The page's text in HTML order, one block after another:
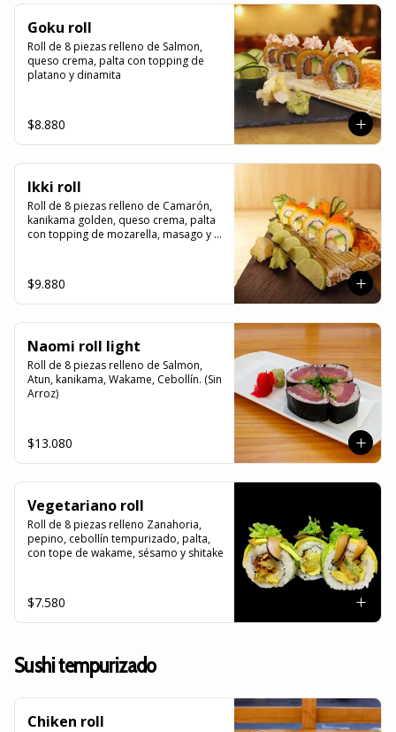
Goku roll
Roll de 8 piezas relleno de Salmon,
queso crema, palta con topping de
platano y dinamita
$8.880
Ikki roll
Roll de 8 piezas relleno de Camarón,
kanikama golden, queso crema, palta
con topping de mozarella, masago y
$9.880
Naomi roll light
Roll de 8 piezas relleno de Salmon,
Atun, kanikama, Wakame, Cebollín. (Sin
Arroz)
$13.080
Vegetariano roll
Roll de 8 piezas relleno Zanahoria,
pepino, cebollín tempurizado, palta,
con tope de wakame, sésamo y shitake
$7.580
Sushi tempurizado
Chiken roll